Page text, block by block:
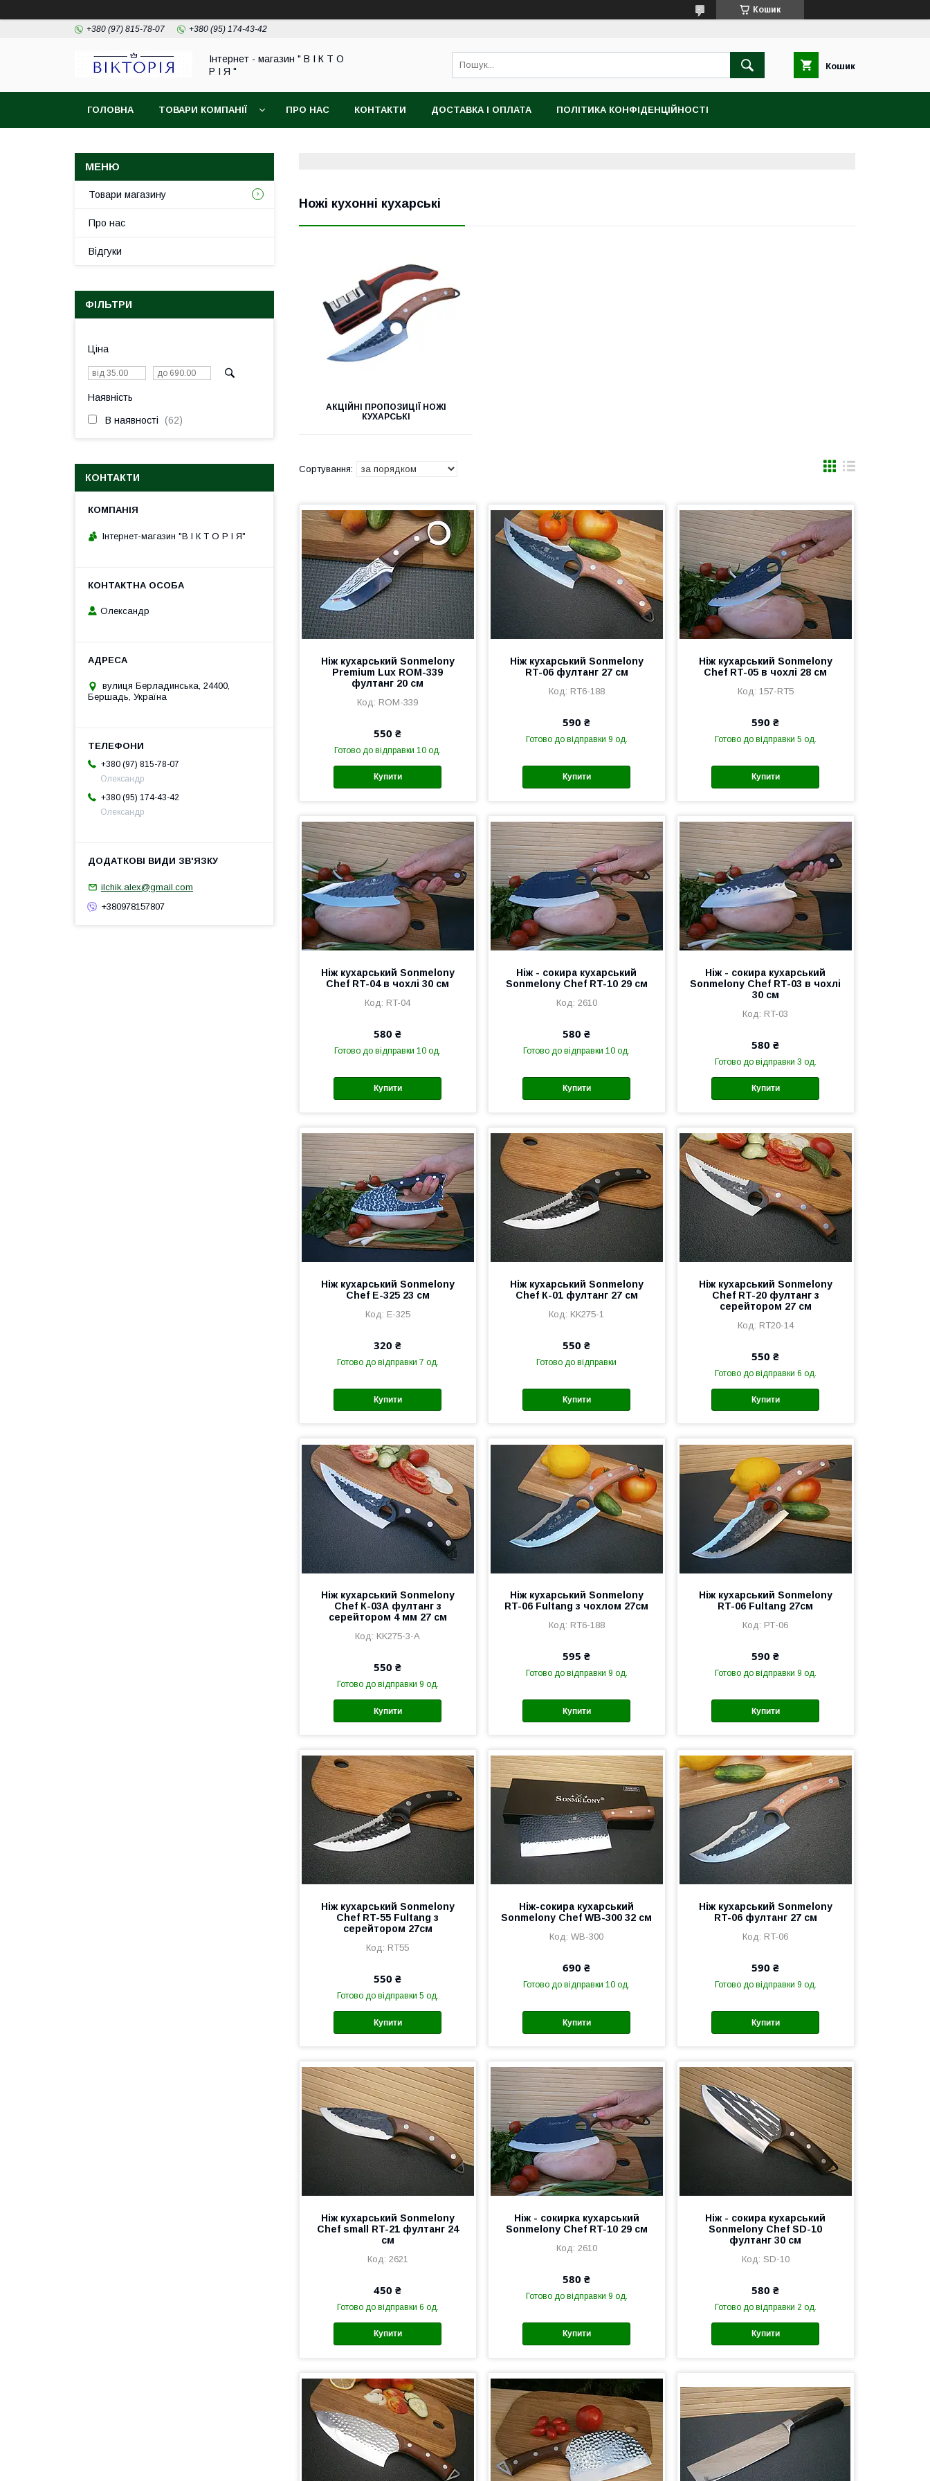
Кошик
+380 (97) 815-78-07 +380 (95) 174-43-42
Інтернет - магазин " В І К Т О
Р І Я "
Кошик
ГОЛОВНА ТОВАРИ КОМПАНІЇ ПРО НАС КОНТАКТИ ДОСТАВКА І ОПЛАТА ПОЛІТИКА КОНФІДЕНЦІЙНОСТІ
Ножі кухонні кухарські
АКЦІЙНІ ПРОПОЗИЦІЇ НОЖІ
КУХАРСЬКІ
Ніж кухарський Sonmelony
Рremium Lux ROM-339
фултанг 20 см
ROM-339
550 ₴
Готово до відправки 10 од.
Купити
Ніж кухарський Sonmelony
RT-06 фултанг 27 см
RT6-188
590 ₴
Готово до відправки 9 од.
Купити
Ніж кухарський Sonmelony
Chef RT-05 в чохлі 28 см
157-RT5
590 ₴
Готово до відправки 5 од.
Купити
Ніж кухарський Sonmelony
Chef RT-04 в чохлі 30 см
RT-04
580 ₴
Готово до відправки 10 од.
Купити
Ніж - сокира кухарський
Sonmelony Chef RT-10 29 см
2610
580 ₴
Готово до відправки 10 од.
Купити
Ніж - сокира кухарський
Sonmelony Chef RT-03 в чохлі
30 см
RT-03
580 ₴
Готово до відправки 3 од.
Купити
Ніж кухарський Sonmelony
Chef Е-325 23 см
Е-325
320 ₴
Готово до відправки 7 од.
Купити
Ніж кухарський Sonmelony
Chef К-01 фултанг 27 см
KK275-1
550 ₴
Готово до відправки
Купити
Ніж кухарський Sonmelony
Chef RT-20 фултанг з
серейтором 27 см
RT20-14
550 ₴
Готово до відправки 6 од.
Купити
Ніж кухарський Sonmelony
Chef К-03А фултанг з
серейтором 4 мм 27 см
KK275-3-А
550 ₴
Готово до відправки 9 од.
Купити
Ніж кухарський Sonmelony
RT-06 Fultang з чохлом 27см
RT6-188
595 ₴
Готово до відправки 9 од.
Купити
Ніж кухарський Sonmelony
RT-06 Fultang 27см
РТ-06
590 ₴
Готово до відправки 9 од.
Купити
Ніж кухарський Sonmelony
Chef RT-55 Fultang з
серейтором 27см
RT55
550 ₴
Готово до відправки 5 од.
Купити
Ніж-сокира кухарський
Sonmelony Chef WB-300 32 см
WB-300
690 ₴
Готово до відправки 10 од.
Купити
Ніж кухарський Sonmelony
RT-06 фултанг 27 см
RT-06
590 ₴
Готово до відправки 9 од.
Купити
Ніж кухарський Sonmelony
Chef small RT-21 фултанг 24
см
2621
450 ₴
Готово до відправки 6 од.
Купити
Ніж - сокирка кухарський
Sonmelony Chef RT-10 29 см
2610
580 ₴
Готово до відправки 9 од.
Купити
Ніж - сокира кухарський
Sonmelony Chef SD-10
фултанг 30 см
SD-10
580 ₴
Готово до відправки 2 од.
Купити
Товари магазину
Про нас
Відгуки
ФІЛЬТРИ
Ціна
Наявність
В наявності 62
КОНТАКТИ
Інтернет-магазин "В І К Т О Р І Я"
Олександр
вулиця Берладинська, 24400,
Бершадь, Україна
+380 (97) 815-78-07
Олександр
+380 (95) 174-43-42
Олександр
ilchik.alex@gmail.com
+380978157807